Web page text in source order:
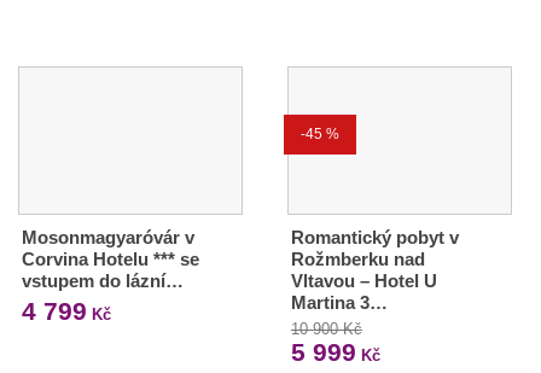
Mosonmagyaróvár v
Corvina Hotelu *** se
vstupem do lázní…
4 799 Kč
-45 %
Romantický pobyt v
Rožmberku nad
Vltavou – Hotel U
Martina 3…
10 900 Kč
5 999 Kč